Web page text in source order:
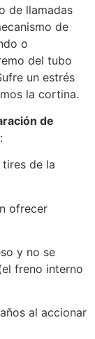
de llamadas
de
o
del tubo
un estrés
la cortina.
de
de la
ofrecer
y no se
freno interno
al accionar